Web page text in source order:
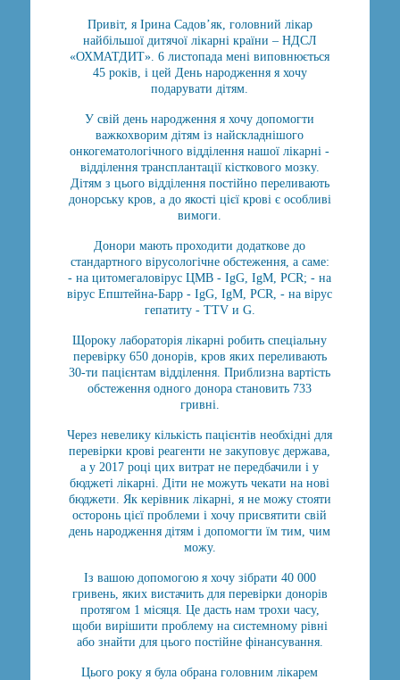
Привіт, я Ірина Садов’як, головний лікар
найбільшої дитячої лікарні країни – НДСЛ
«ОХМАТДИТ». 6 листопада мені виповнюється
45 років, і цей День народження я хочу
подарувати дітям.
У свій день народження я хочу допомогти
важкохворим дітям із найскладнішого
онкогематологічного відділення нашої лікарні -
відділення трансплантації кісткового мозку.
Дітям з цього відділення постійно переливають
донорську кров, а до якості цієї крові є особливі
вимоги.
Донори мають проходити додаткове до
стандартного вірусологічне обстеження, а саме:
- на цитомегаловірус ЦМВ - IgG, IgM, PCR; - на
вірус Епштейна-Барр - IgG, IgM, PCR, - на вірус
гепатиту - TTV и G.
Щороку лабораторія лікарні робить спеціальну
перевірку 650 донорів, кров яких переливають
30-ти пацієнтам відділення. Приблизна вартість
обстеження одного донора становить 733
гривні.
Через невелику кількість пацієнтів необхідні для
перевірки крові реагенти не закуповує держава,
а у 2017 році цих витрат не передбачили і у
бюджеті лікарні. Діти не можуть чекати на нові
бюджети. Як керівник лікарні, я не можу стояти
осторонь цієї проблеми і хочу присвятити свій
день народження дітям і допомогти їм тим, чим
можу.
Із вашою допомогою я хочу зібрати 40 000
гривень, яких вистачить для перевірки донорів
протягом 1 місяця. Це дасть нам трохи часу,
щоби вирішити проблему на системному рівні
або знайти для цього постійне фінансування.
Цього року я була обрана головним лікарем